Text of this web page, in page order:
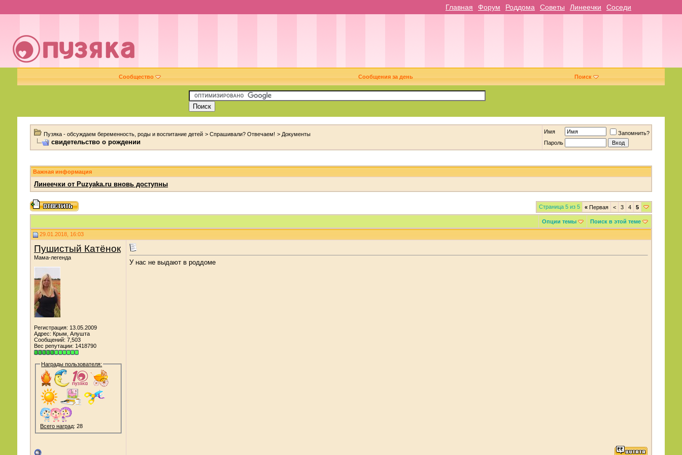
Главная Форум Роддома Советы Линеечки Соседи
Сообщество Сообщения за день Поиск
Пузяка - обсуждаем беременность, роды и воспитание детей > Спрашивали? Отвечаем! > Документы
свидетельство о рождении
Имя
Запомнить?
Пароль
Важная информация
Линеечки от Puzyaka.ru вновь доступны
Страница 5 из 5 «Первая < 3 4 5
Опции темы Поиск в этой теме
29.01.2018, 16:03
Пушистый Катёнок
Мама-легенда
Регистрация: 13.05.2009
Адрес: Крым, Алушта
Сообщений: 7,503
Вес репутации: 1418790
Награды пользователя:
Всего наград: 28
У нас не выдают в роддоме